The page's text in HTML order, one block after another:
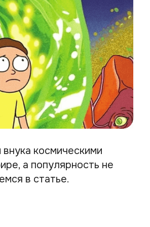
космическими
а популярность не
в статье.